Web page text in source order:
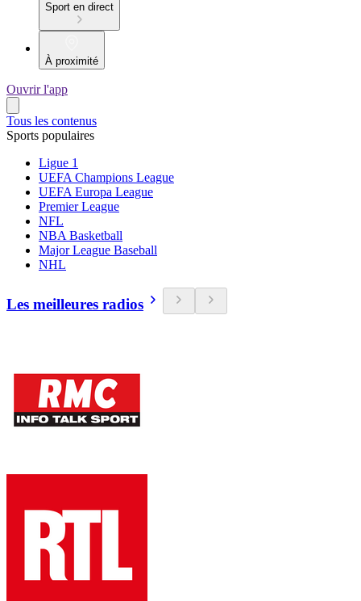
Sport en direct
À proximité
Ouvrir l'app
Tous les contenus
Sports populaires
Ligue 1
UEFA Champions League
UEFA Europa League
Premier League
NFL
NBA Basketball
Major League Baseball
NHL
Les meilleures radios